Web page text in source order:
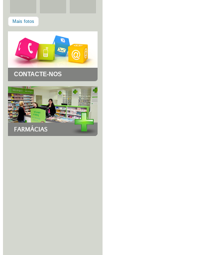
Mais fotos
CONTACTE-NOS